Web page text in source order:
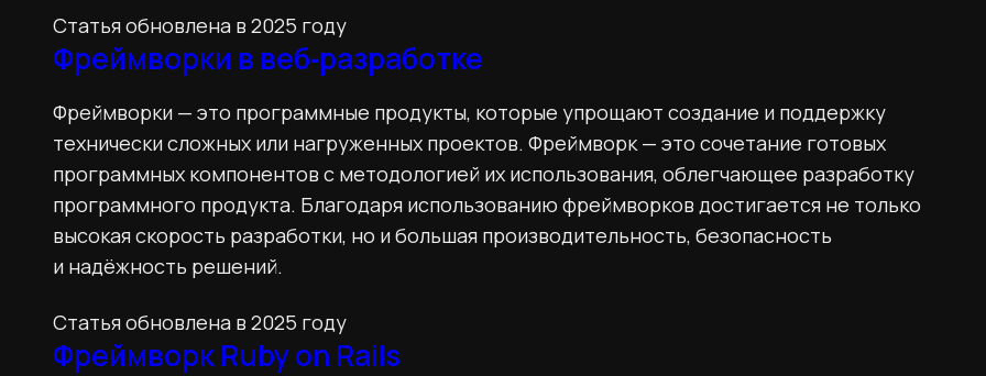
Статья обновлена в 2025 году
Фреймворки в веб‑разработке
Фреймворки — это программные продукты, которые упрощают создание и поддержку
технически сложных или нагруженных проектов. Фреймворк — это сочетание готовых
программных компонентов с методологией их использования, облегчающее разработку
программного продукта. Благодаря использованию фреймворков достигается не только
высокая скорость разработки, но и большая производительность, безопасность
и надёжность решений.
Статья обновлена в 2025 году
Фреймворк Ruby on Rails